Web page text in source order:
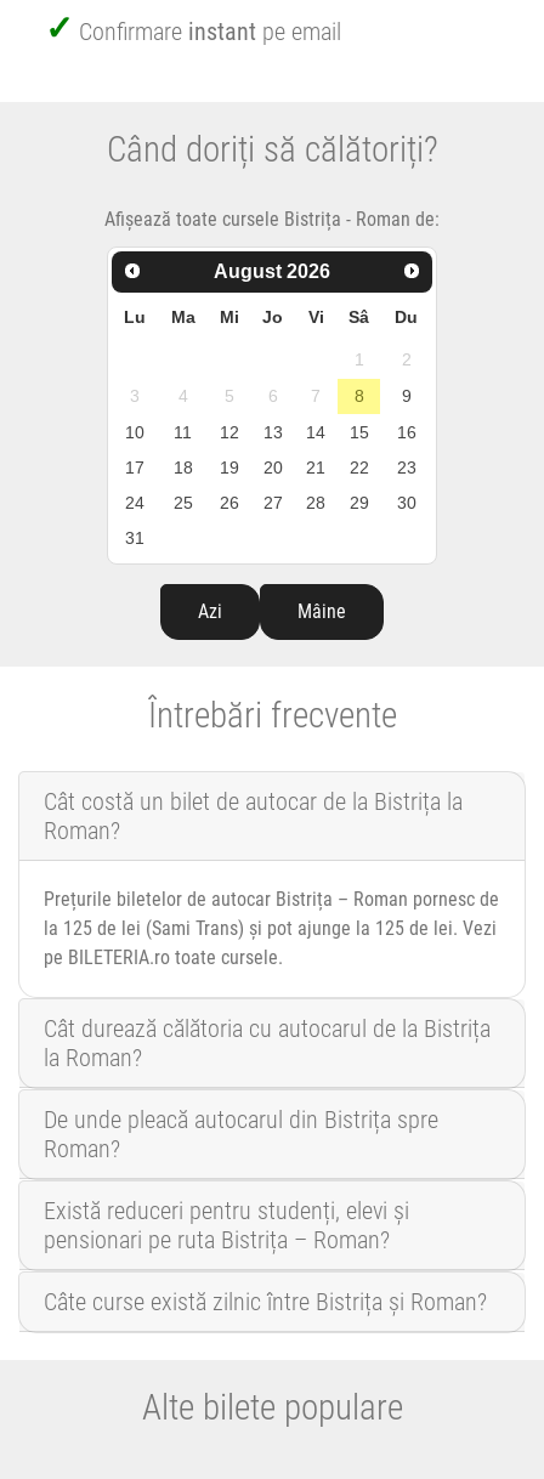
Confirmare instant pe email
Când doriți să călătoriți?
Afișează toate cursele Bistrița - Roman de:
August 2026
Lu Ma Mi Jo Vi Sâ Du
1
2
3
4 5 6 7 8
9
10
11 12 13 14 15
16
17
18 19 20 21 22
23
24
25 26 27 28 29
30
31
Azi Mâine
Întrebări frecvente
Cât costă un bilet de autocar de la Bistrița la
Roman?
Prețurile biletelor de autocar Bistrița – Roman pornesc de
la 125 de lei (Sami Trans) și pot ajunge la 125 de lei. Vezi
pe BILETERIA.ro toate cursele.
Cât durează călătoria cu autocarul de la Bistrița
la Roman?
De unde pleacă autocarul din Bistrița spre
Roman?
Există reduceri pentru studenți, elevi și
pensionari pe ruta Bistrița – Roman?
Câte curse există zilnic între Bistrița și Roman?
Alte bilete populare